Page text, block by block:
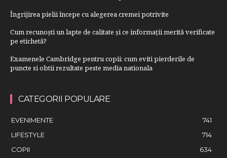
Îngrijirea pielii începe cu alegerea cremei potrivite
Cum recunoști un lapte de calitate și ce informații merită verificate
pe etichetă?
Examenele Cambridge pentru copii: cum eviti pierderile de
puncte si obtii rezultate peste media nationala
CATEGORII POPULARE
EVENIMENTE
741
LIFESTYLE
714
COPII
634